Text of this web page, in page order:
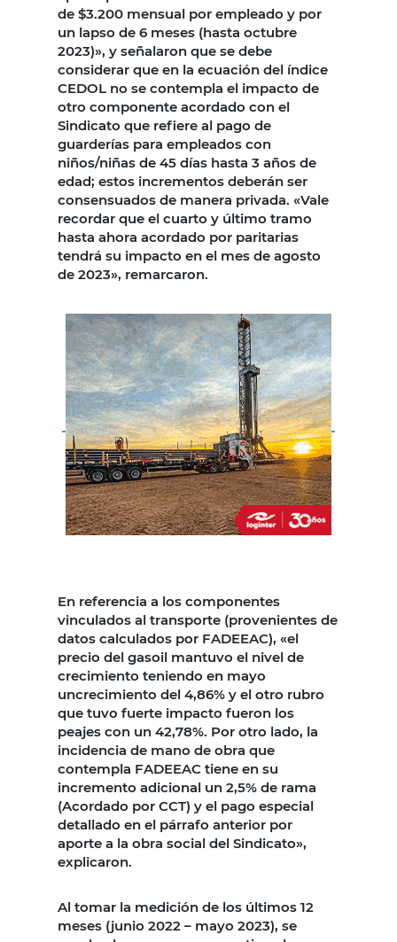
de $3.200 mensual por empleado y por
un lapso de 6 meses (hasta octubre
2023)», y señalaron que se debe
considerar que en la ecuación del índice
CEDOL no se contempla el impacto de
otro componente acordado con el
Sindicato que refiere al pago de
guarderías para empleados con
niños/niñas de 45 días hasta 3 años de
edad; estos incrementos deberán ser
consensuados de manera privada. «Vale
recordar que el cuarto y último tramo
hasta ahora acordado por paritarias
tendrá su impacto en el mes de agosto
de 2023», remarcaron.
En referencia a los componentes
vinculados al transporte (provenientes de
datos calculados por FADEEAC), «el
precio del gasoil mantuvo el nivel de
crecimiento teniendo en mayo
uncrecimiento del 4,86% y el otro rubro
que tuvo fuerte impacto fueron los
peajes con un 42,78%. Por otro lado, la
incidencia de mano de obra que
contempla FADEEAC tiene en su
incremento adicional un 2,5% de rama
(Acordado por CCT) y el pago especial
detallado en el párrafo anterior por
aporte a la obra social del Sindicato»,
explicaron.
Al tomar la medición de los últimos 12
meses (junio 2022 – mayo 2023), se